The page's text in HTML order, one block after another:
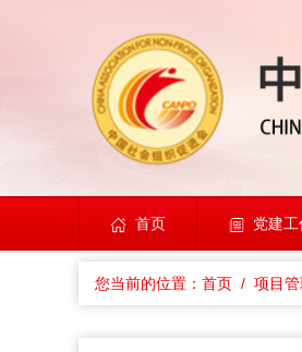
首页 党建工
您当前的位置： 首页 / 项目管